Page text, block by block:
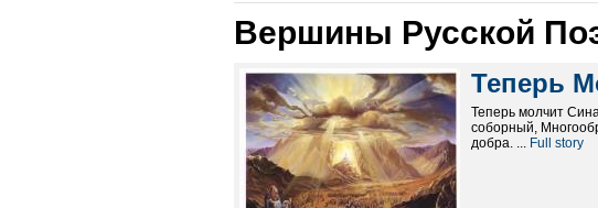
Вершины Русской
Теперь
Теперь молчит
соборный,
добра. ... Full story